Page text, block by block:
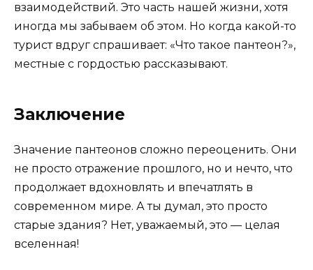
взаимодействий. Это часть нашей жизни, хотя
иногда мы забываем об этом. Но когда какой-то
турист вдруг спрашивает: «Что такое пантеон?»,
местные с гордостью рассказывают.
Заключение
Значение пантеонов сложно переоценить. Они
не просто отражение прошлого, но и нечто, что
продолжает вдохновлять и впечатлять в
современном мире. А ты думал, это просто
старые здания? Нет, уважаемый, это — целая
вселенная!